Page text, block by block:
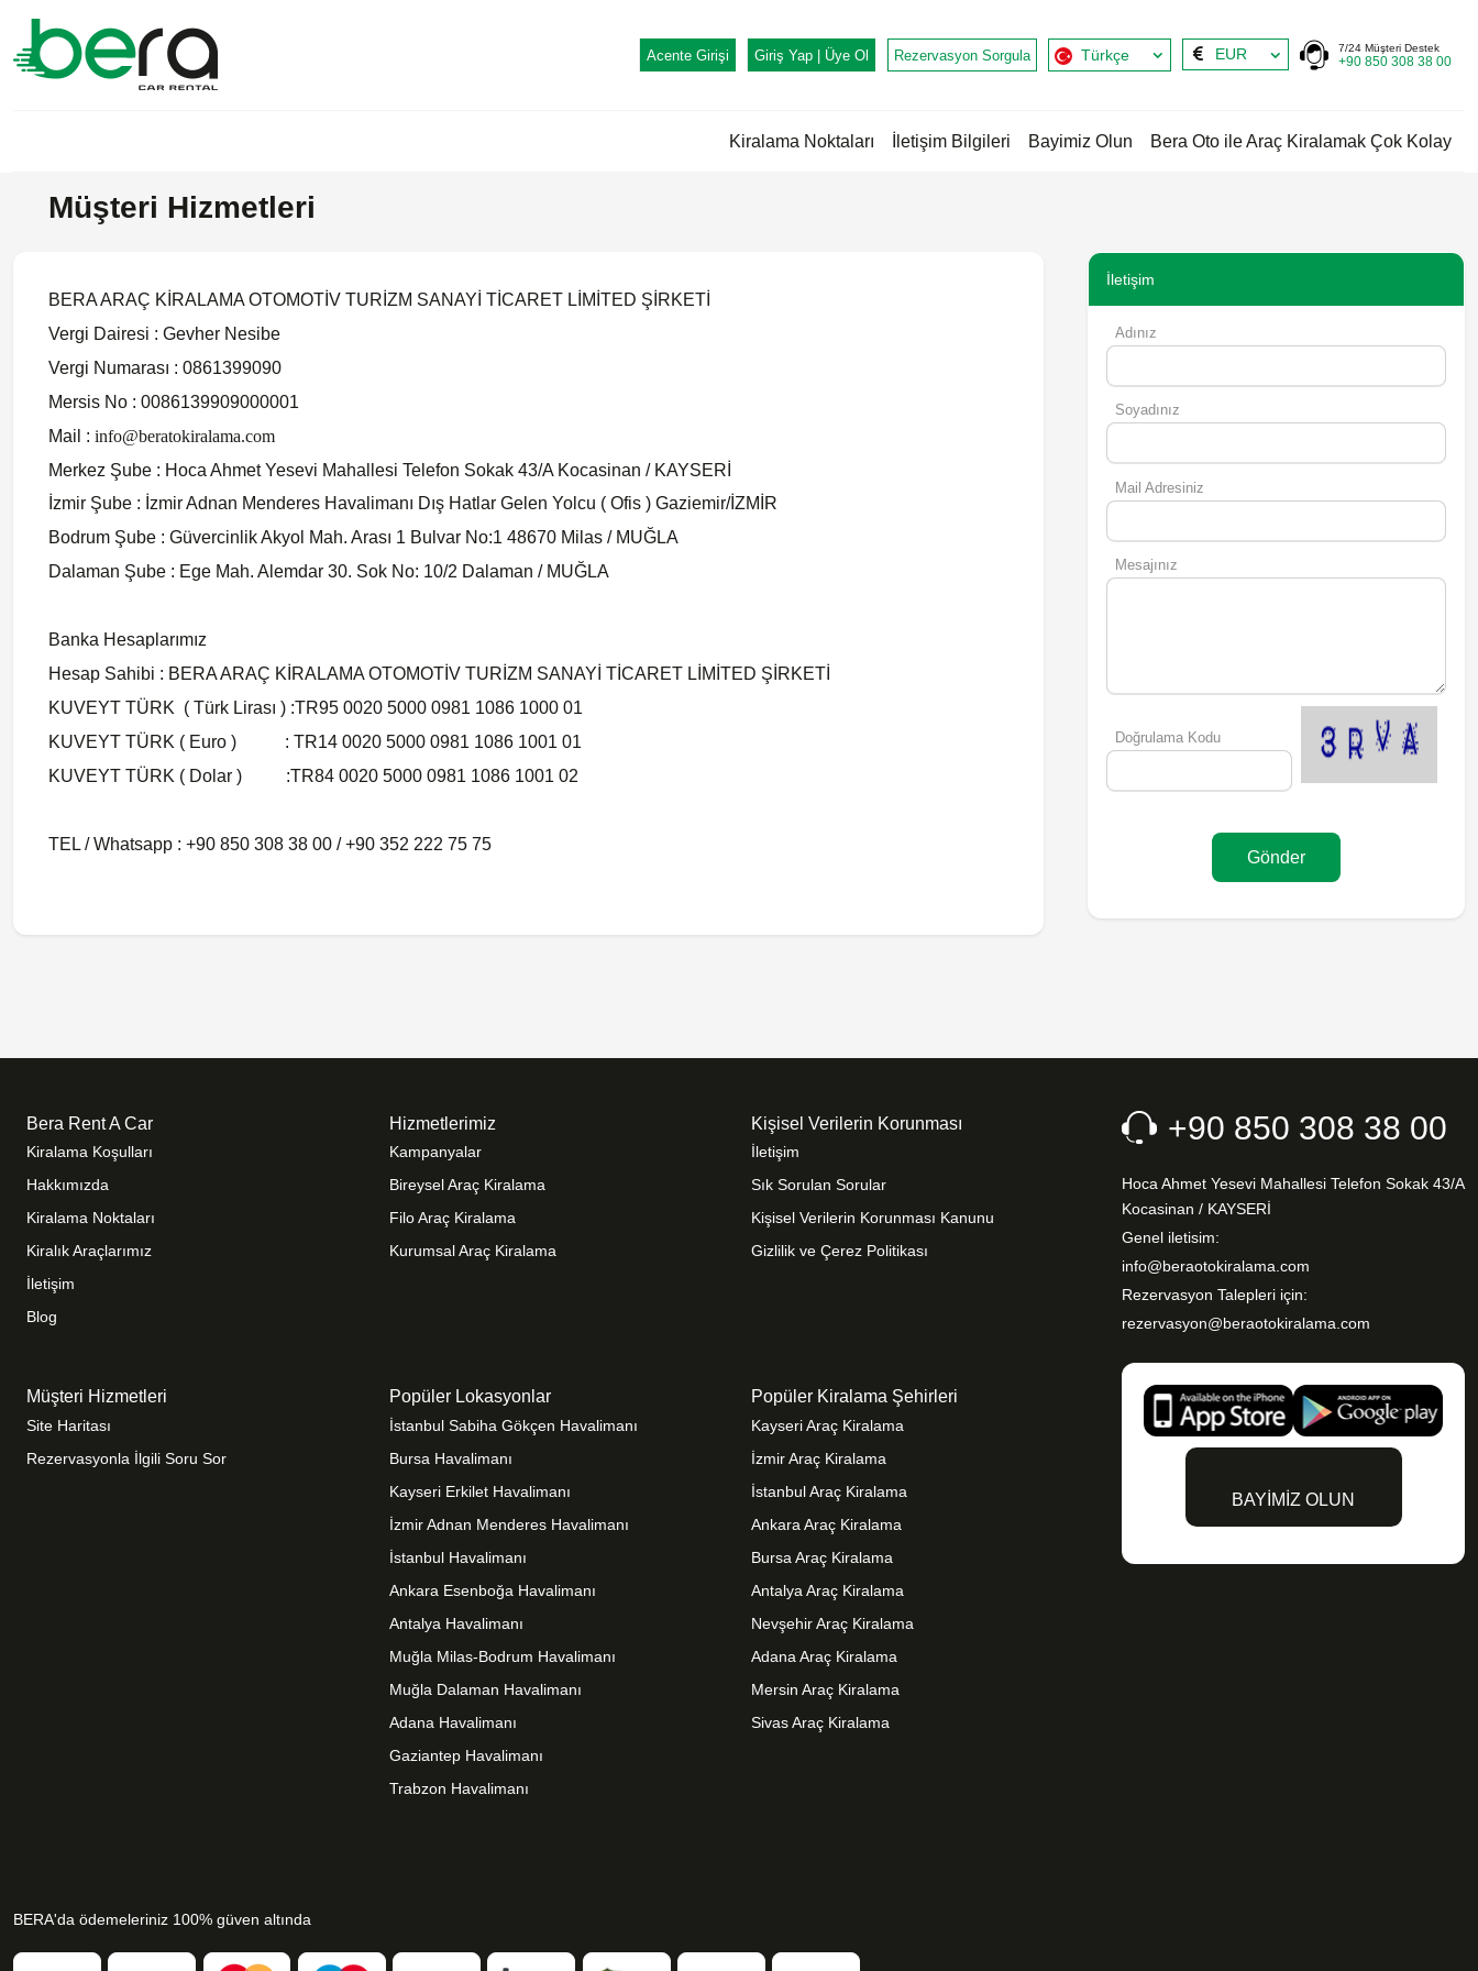
Rezervasyon Sorgula
Giriş Yap | Üye Ol
Acente Girişi Türkçe EUR 7/24 Müşteri Destek
+90 850 308 38 00
Kiralama Noktaları İletişim Bilgileri Bayimiz Olun Bera Oto ile Araç Kiralamak Çok Kolay
Müşteri Hizmetleri
BERA ARAÇ KİRALAMA OTOMOTİV TURİZM SANAYİ TİCARET LİMİTED ŞİRKETİ
Vergi Dairesi : Gevher Nesibe
Vergi Numarası : 0861399090
Mersis No : 0086139909000001
Mail : info@beratokiralama.com
Merkez Şube : Hoca Ahmet Yesevi Mahallesi Telefon Sokak 43/A Kocasinan / KAYSERİ
İzmir Şube : İzmir Adnan Menderes Havalimanı Dış Hatlar Gelen Yolcu ( Ofis ) Gaziemir/İZMİR
Bodrum Şube : Güvercinlik Akyol Mah. Arası 1 Bulvar No:1 48670 Milas / MUĞLA
Dalaman Şube : Ege Mah. Alemdar 30. Sok No: 10/2 Dalaman / MUĞLA
Banka Hesaplarımız
Hesap Sahibi : BERA ARAÇ KİRALAMA OTOMOTİV TURİZM SANAYİ TİCARET LİMİTED ŞİRKETİ
KUVEYT TÜRK ( Türk Lirası ) :TR95 0020 5000 0981 1086 1000 01
KUVEYT TÜRK ( Euro ) : TR14 0020 5000 0981 1086 1001 01
KUVEYT TÜRK ( Dolar ) :TR84 0020 5000 0981 1086 1001 02
TEL / Whatsapp : +90 850 308 38 00 / +90 352 222 75 75
İletişim
Adınız
Soyadınız
Mail Adresiniz
Mesajınız
Doğrulama Kodu
Gönder
Bera Rent A Car
Kiralama Koşulları
Hakkımızda
Kiralama Noktaları
Kiralık Araçlarımız
İletişim
Blog
Hizmetlerimiz
Kampanyalar
Bireysel Araç Kiralama
Filo Araç Kiralama
Kurumsal Araç Kiralama
Kişisel Verilerin Korunması
İletişim
Sık Sorulan Sorular
Kişisel Verilerin Korunması Kanunu
Gizlilik ve Çerez Politikası
Müşteri Hizmetleri
Site Haritası
Rezervasyonla İlgili Soru Sor
Popüler Lokasyonlar
İstanbul Sabiha Gökçen Havalimanı
Bursa Havalimanı
Kayseri Erkilet Havalimanı
İzmir Adnan Menderes Havalimanı
İstanbul Havalimanı
Ankara Esenboğa Havalimanı
Antalya Havalimanı
Muğla Milas-Bodrum Havalimanı
Muğla Dalaman Havalimanı
Adana Havalimanı
Gaziantep Havalimanı
Trabzon Havalimanı
Popüler Kiralama Şehirleri
Kayseri Araç Kiralama
İzmir Araç Kiralama
İstanbul Araç Kiralama
Ankara Araç Kiralama
Bursa Araç Kiralama
Antalya Araç Kiralama
Nevşehir Araç Kiralama
Adana Araç Kiralama
Mersin Araç Kiralama
Sivas Araç Kiralama
+90 850 308 38 00
Hoca Ahmet Yesevi Mahallesi Telefon Sokak 43/A
Kocasinan / KAYSERİ
Genel iletisim:
info@beraotokiralama.com
Rezervasyon Talepleri için:
rezervasyon@beraotokiralama.com
BAYİMİZ OLUN
BERA'da ödemeleriniz 100% güven altında